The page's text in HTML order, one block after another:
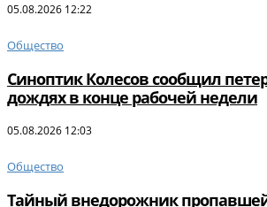
05.08.2026 12:22
Общество
Синоптик Колесов сообщил
дождях в конце рабочей недели
05.08.2026 12:03
Общество
Тайный внедорожник